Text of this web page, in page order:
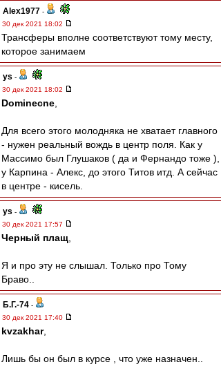
Alex1977 -
30 дек 2021 18:02
Трансферы вполне соответствуют тому месту,
которое занимаем
ys -
30 дек 2021 18:02
Dominecne
Для всего этого молодняка не хватает главного
- нужен реальный вождь в центр поля. Как у
Массимо был Глушаков ( да и Фернандо тоже ),
у Карпина - Алекс, до этого Титов итд. А сейчас
в центре - кисель.
ys -
30 дек 2021 17:57
Черный плащ
Я и про эту не слышал. Только про Тому
Браво..
Б.Г.-74 -
30 дек 2021 17:40
kvzakhar,
Лишь бы он был в курсе , что уже назначен..